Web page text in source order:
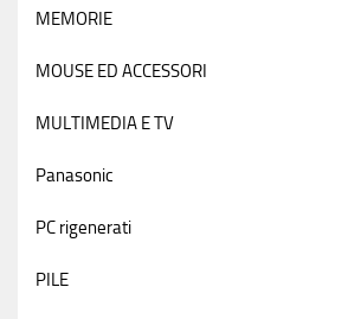
MEMORIE
MOUSE ED ACCESSORI
MULTIMEDIA E TV
Panasonic
PC rigenerati
PILE